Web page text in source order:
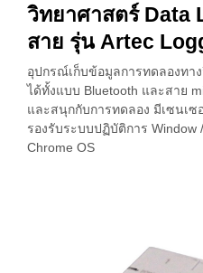
วิทยาศาสตร์ Data
สาย รุ่น Artec
อุปกรณ์เก็บข้อมูลการทดลองทา
ได้ทั้งแบบ Bluetooth และสาย
และสนุกกับการทดลอง มีเซนเซ
รองรับระบบปฏิบัติการ Window
Chrome OS